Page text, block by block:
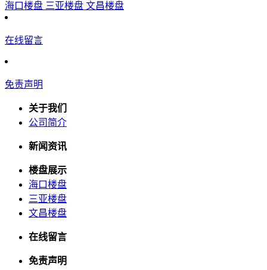
海口楼盘 三亚楼盘 文昌楼盘
在线留言
免责声明
关于我们
公司简介
新闻资讯
楼盘展示
海口楼盘
三亚楼盘
文昌楼盘
在线留言
免责声明